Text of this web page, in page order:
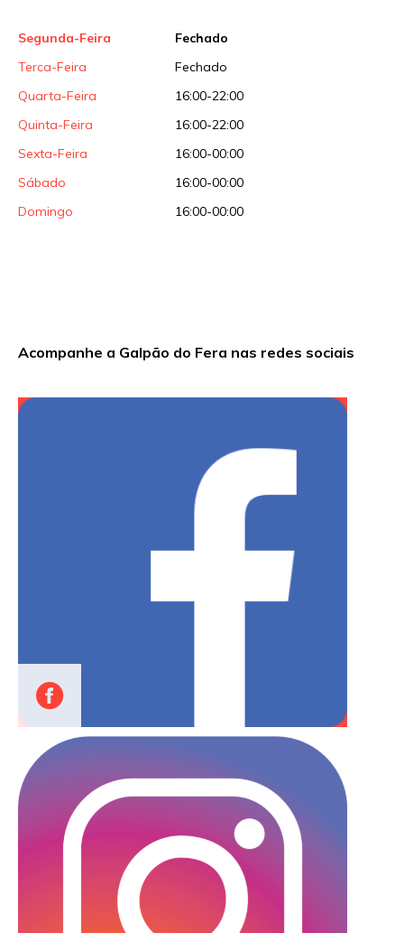
Segunda-Feira
Fechado
Terca-Feira
Fechado
Quarta-Feira
16:00-22:00
Quinta-Feira
16:00-22:00
Sexta-Feira
16:00-00:00
Sábado
16:00-00:00
Domingo
16:00-00:00
Acompanhe a Galpão do Fera nas redes sociais